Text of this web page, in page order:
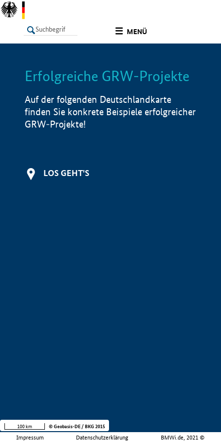
MENÜ
LISTE Info
Erfolgreiche GRW-Projekte
Auf der folgenden Deutschlandkarte
finden Sie konkrete Beispiele erfolgreicher
GRW-Projekte!
LOS GEHT'S
Impressum Datenschutzerklärung BMWi.de, 2021 ©
100 km © Geobasis-DE / BKG 2015